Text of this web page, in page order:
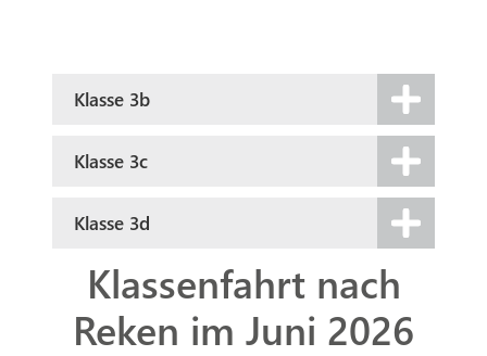
Klasse 3b
Klasse 3c
Klasse 3d
Klassenfahrt nach
Reken im Juni 2026